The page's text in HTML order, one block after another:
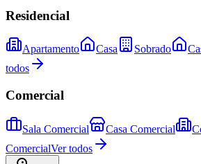
Residencial
Apartamento Casa Sobrado
todos
Comercial
Sala Comercial Casa Comercial
ComercialVer todos